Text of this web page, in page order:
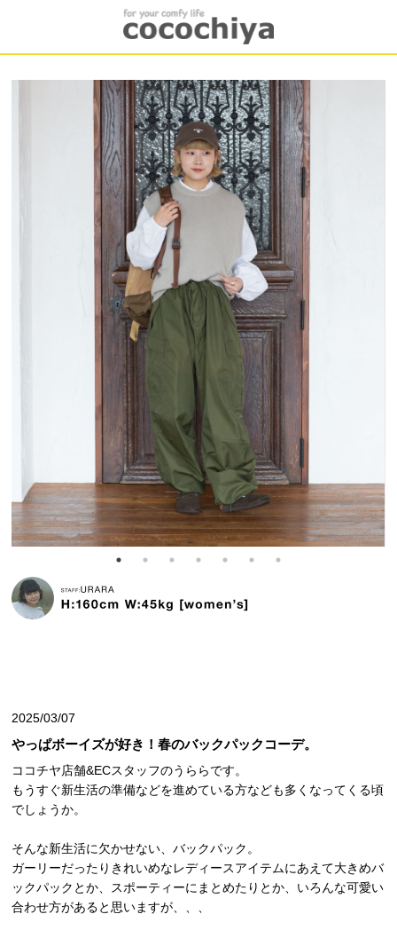
2025/03/07
やっぱボーイズが好き！春のバックパックコーデ。
ココチヤ店舗&ECスタッフのうららです。
もうすぐ新生活の準備などを進めている方なども多くなってくる頃
でしょうか。
そんな新生活に欠かせない、バックパック。
ガーリーだったりきれいめなレディースアイテムにあえて大きめバ
ックパックとか、スポーティーにまとめたりとか、いろんな可愛い
合わせ方があると思いますが、、、